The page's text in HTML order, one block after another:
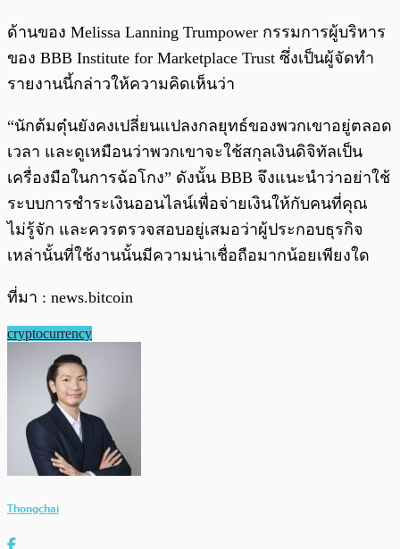
ด้านของ Melissa Lanning Trumpower กรรมการผู้บริหาร
ของ BBB Institute for Marketplace Trust ซึ่งเป็นผู้จัดทำ
รายงานนี้กล่าวให้ความคิดเห็นว่า
“นักต้มตุ๋นยังคงเปลี่ยนแปลงกลยุทธ์ของพวกเขาอยู่ตลอด
เวลา และดูเหมือนว่าพวกเขาจะใช้สกุลเงินดิจิทัลเป็น
เครื่องมือในการฉ้อโกง” ดังนั้น BBB จึงแนะนำว่าอย่าใช้
ระบบการชำระเงินออนไลน์เพื่อจ่ายเงินให้กับคนที่คุณ
ไม่รู้จัก และควรตรวจสอบอยู่เสมอว่าผู้ประกอบธุรกิจ
เหล่านั้นที่ใช้งานนั้นมีความน่าเชื่อถือมากน้อยเพียงใด
ที่มา : news.bitcoin
cryptocurrency
Thongchai